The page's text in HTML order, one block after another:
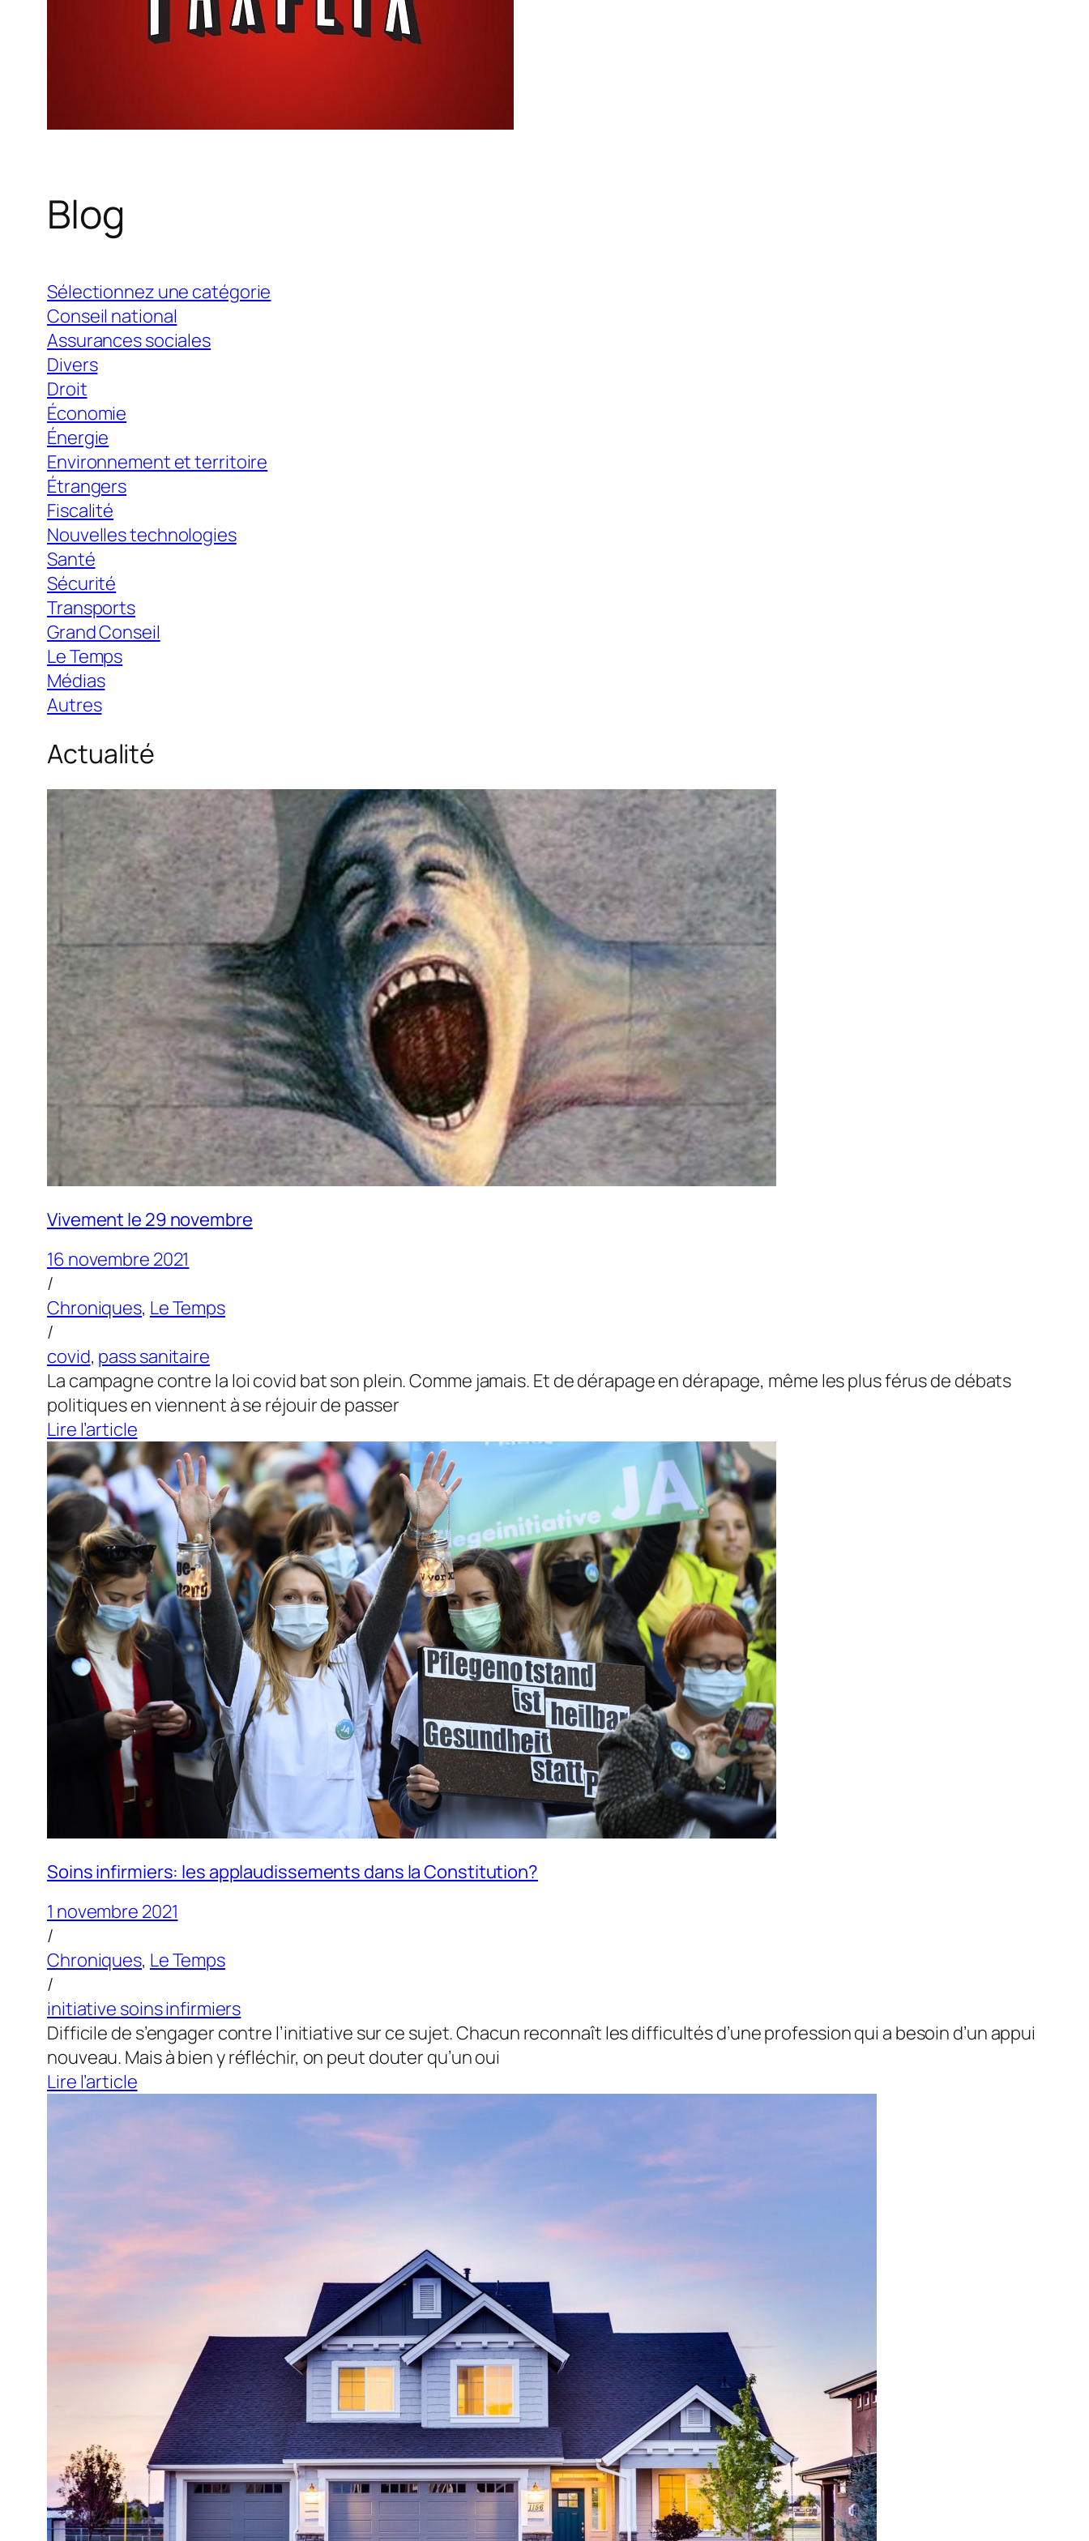
Blog
Sélectionnez une catégorie
Conseil national
Assurances sociales
Divers
Droit
Économie
Énergie
Environnement et territoire
Étrangers
Fiscalité
Nouvelles technologies
Santé
Sécurité
Transports
Grand Conseil
Le Temps
Médias
Autres
Actualité
Vivement le 29 novembre
16 novembre 2021
/
Chroniques, Le Temps
/
covid, pass sanitaire
La campagne contre la loi covid bat son plein. Comme jamais. Et de dérapage en dérapage, même les plus férus de débats
politiques en viennent à se réjouir de passer
Lire l’article
Soins infirmiers: les applaudissements dans la Constitution?
1 novembre 2021
/
Chroniques, Le Temps
/
initiative soins infirmiers
Difficile de s’engager contre l’initiative sur ce sujet. Chacun reconnaît les difficultés d’une profession qui a besoin d’un appui
nouveau. Mais à bien y réfléchir, on peut douter qu’un oui
Lire l’article